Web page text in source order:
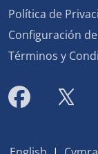
Política de
Configuración
Términos y